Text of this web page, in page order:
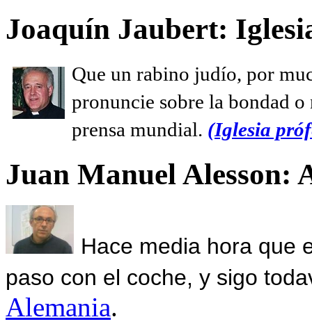
Joaquín Jaubert:
Que un rabino judío, por
pronuncie sobre la bondad
prensa mundial. (Iglesia
Juan Manuel Alesson:
Hace media hora que
paso con el coche, y sigo
Alemania.